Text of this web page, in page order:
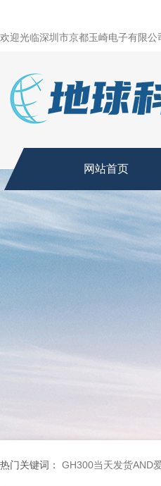
欢迎光临深圳市京都玉崎电子有限公
网站首页
热门关键词： GH300当天发货AND